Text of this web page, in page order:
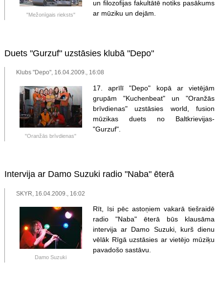
"Mežonīgais rieksts"
un filozofijas fakultātē notiks pasākums
ar mūziku un dejām.
Duets "Gurzuf" uzstāsies klubā "Depo"
Klubs "Depo", 16.04.2009., 16:08
"Oranžās brīvdienas"
17. aprīlī "Depo" kopā ar vietējām
grupām "Kuchenbeat" un "Oranžās
brīvdienas" uzstāsies world, fusion
mūzikas duets no Baltkrievijas-
"Gurzuf".
Intervija ar Damo Suzuki radio "Naba" ēterā
SKYR, 16.04.2009., 16:02
Damo Suzuki
Rīt, īsi pēc astoņiem vakarā tiešraidē
radio "Naba" ēterā būs klausāma
intervija ar Damo Suzuki, kurš dienu
vēlāk Rīgā uzstāsies ar vietējo mūziķu
pavadošo sastāvu.